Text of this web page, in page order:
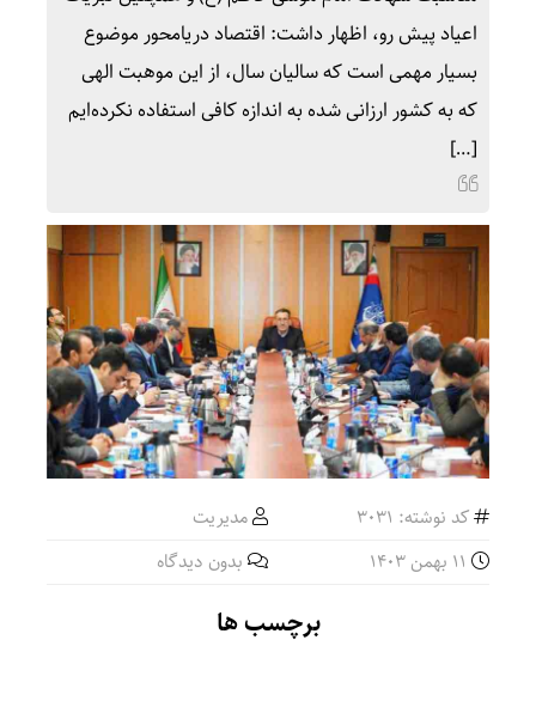
اعیاد پیش رو، اظهار داشت: اقتصاد دریامحور موضوع
بسیار مهمی است که سالیان سال، از این موهبت الهی
که به کشور ارزانی شده به اندازه کافی استفاده نکرده‌ایم
[…]
کد نوشته: 3031
مدیریت
بدون دیدگاه
برچسب ها